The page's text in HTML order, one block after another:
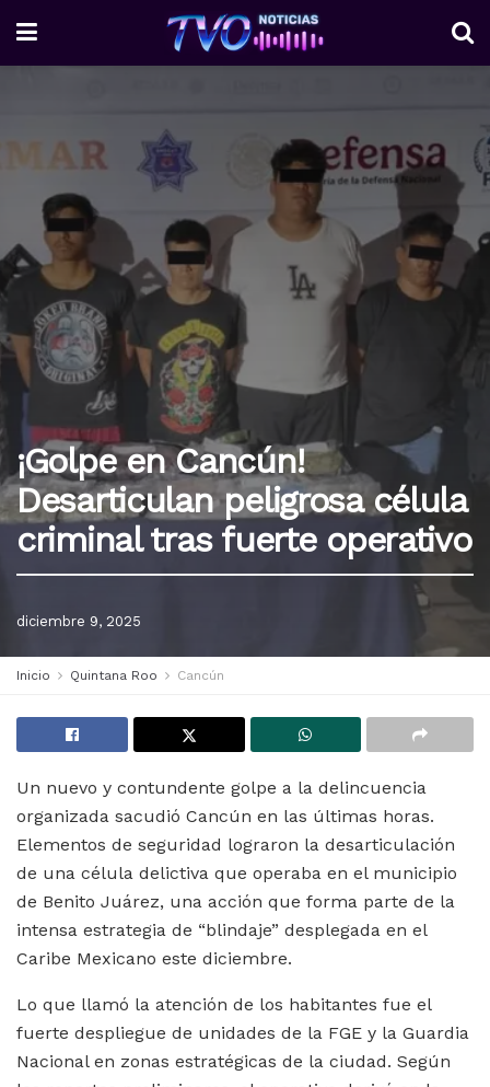
¡Golpe en Cancún!
Desarticulan peligrosa célula
criminal tras fuerte operativo
diciembre 9, 2025
Inicio Quintana Roo Cancún
Un nuevo y contundente golpe a la delincuencia
organizada sacudió Cancún en las últimas horas.
Elementos de seguridad lograron la desarticulación
de una célula delictiva que operaba en el municipio
de Benito Juárez, una acción que forma parte de la
intensa estrategia de “blindaje” desplegada en el
Caribe Mexicano este diciembre.
Lo que llamó la atención de los habitantes fue el
fuerte despliegue de unidades de la FGE y la Guardia
Nacional en zonas estratégicas de la ciudad. Según